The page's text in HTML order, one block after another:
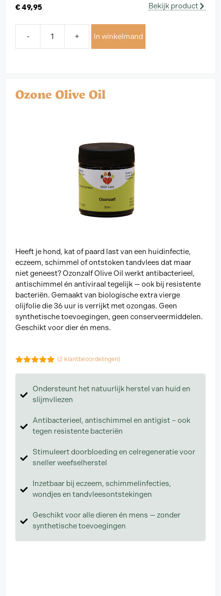
€49,95 Bekijk product
- + In winkelmand
Ozone Olive Oil
Heeft je hond, kat of paard last van een huidinfectie,
eczeem, schimmel of ontstoken tandvlees dat maar
niet geneest? Ozonzalf Olive Oil werkt antibacterieel,
antischimmel én antiviraal tegelijk — ook bij resistente
bacteriën. Gemaakt van biologische extra vierge
olijfolie die 36 uur is verrijkt met ozongas. Geen
synthetische toevoegingen, geen conserveermiddelen.
Geschikt voor dier én mens.
(2 klantbeoordelingen)
Ondersteunt het natuurlijk herstel van huid en
slijmvliezen
Antibacterieel, antischimmel en antigist – ook
tegen resistente bacteriën
Stimuleert doorbloeding en celregeneratie voor
sneller weefselherstel
Inzetbaar bij eczeem, schimmelinfecties,
wondjes en tandvleesontstekingen
Geschikt voor alle dieren én mens — zonder
synthetische toevoegingen